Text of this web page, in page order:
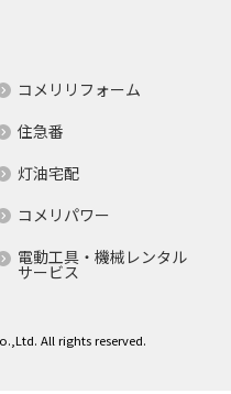
コメリリフォーム
住急番
灯油宅配
コメリパワー
電動工具・機械レンタル
サービス
All rights reserved.